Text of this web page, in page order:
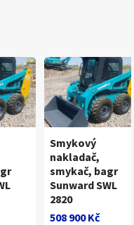
Smykový
nakladač,
smykač, bagr
Sunward SWL
2820
508 900 Kč